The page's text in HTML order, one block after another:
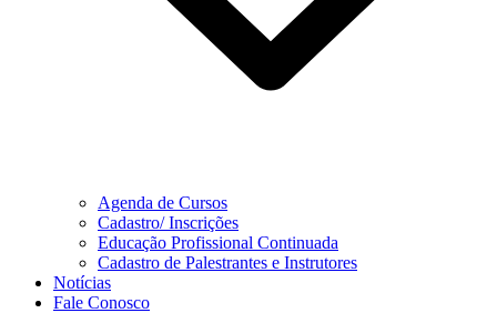
Agenda de Cursos
Cadastro/ Inscrições
Educação Profissional Continuada
Cadastro de Palestrantes e Instrutores
Notícias
Fale Conosco